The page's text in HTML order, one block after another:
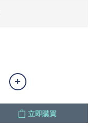
立即購買